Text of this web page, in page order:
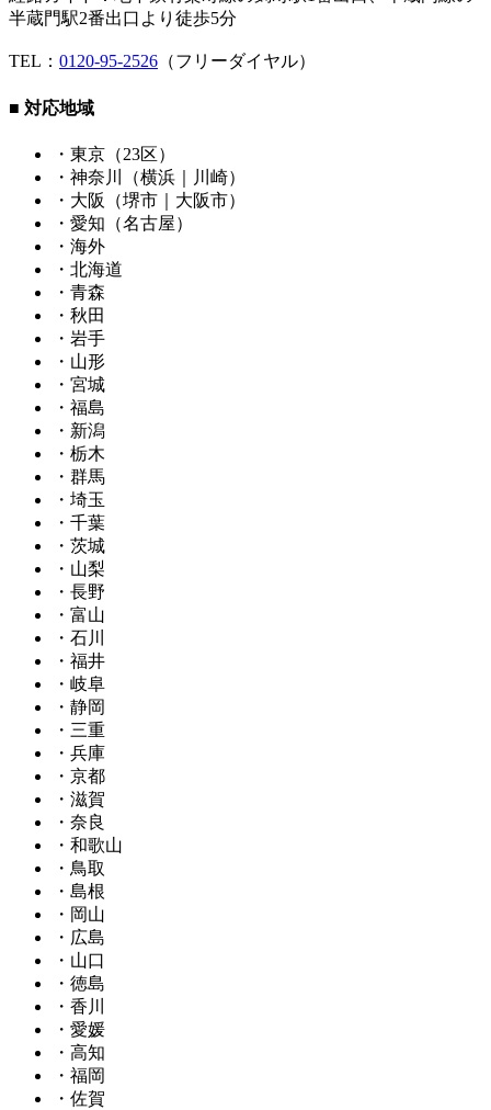
半蔵門駅2番出口より徒歩5分
TEL： 0120-95-2526 （フリーダイヤル）
■ 対応地域
・東京（23区）
・神奈川（横浜｜川崎）
・大阪（堺市｜大阪市）
・愛知（名古屋）
・海外
・北海道
・青森
・秋田
・岩手
・山形
・宮城
・福島
・新潟
・栃木
・群馬
・埼玉
・千葉
・茨城
・山梨
・長野
・富山
・石川
・福井
・岐阜
・静岡
・三重
・兵庫
・京都
・滋賀
・奈良
・和歌山
・鳥取
・島根
・岡山
・広島
・山口
・徳島
・香川
・愛媛
・高知
・福岡
・佐賀